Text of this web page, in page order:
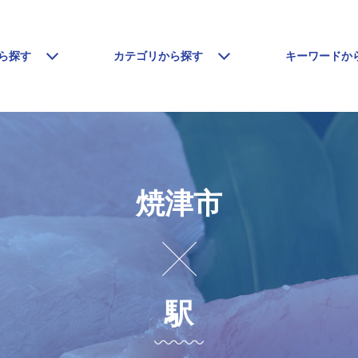
探す カテゴリから探す キーワードか
焼津市
駅